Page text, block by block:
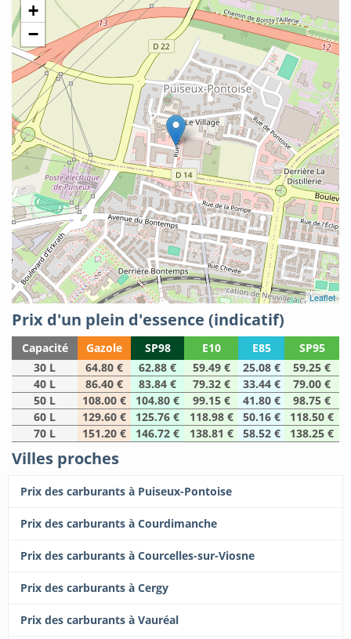
+
−
Leaflet
Prix d'un plein d'essence (indicatif)
Capacité Gazole SP98 E10 E85
SP95
30 L
64.80 € 62.88 € 59.49 € 25.08 €
59.25 €
40 L
86.40 € 83.84 € 79.32 € 33.44 €
79.00 €
50 L
108.00 € 104.80 € 99.15 € 41.80 €
98.75 €
60 L
129.60 € 125.76 € 118.98 € 50.16 €
118.50 €
70 L
151.20 € 146.72 € 138.81 € 58.52 € 138.25 €
Villes proches
Prix des carburants à Puiseux-Pontoise
Prix des carburants à Courdimanche
Prix des carburants à Courcelles-sur-Viosne
Prix des carburants à Cergy
Prix des carburants à Vauréal